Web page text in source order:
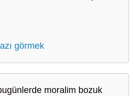
görmek
moralim bozuk